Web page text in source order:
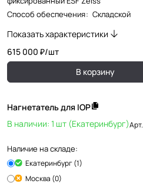
Способ обеспечения: Складской
Показать характеристики
615 000 ₽/шт
В корзину
Нагнетатель для IOP
В наличии: 1 шт (Екатеринбург)Арт.
Наличие на складе:
Екатеринбург (1)
Москва (0)